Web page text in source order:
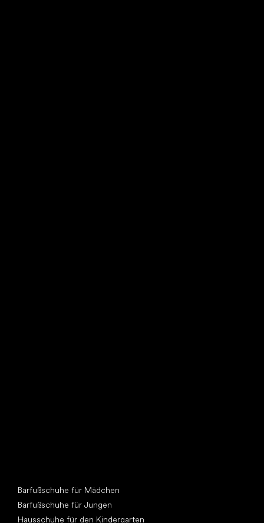
Barfußschuhe für Mädchen
Barfußschuhe für Jungen
Hausschuhe für den Kindergarten